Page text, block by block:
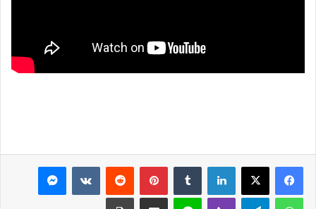
لينكدإن بينتيريست ماسنجر
واتساب تيلقرام ڤايبر لاين مشاركة عبر البريد طباعة